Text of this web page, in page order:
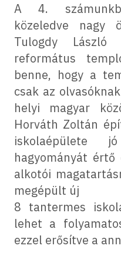
A 4.
közeledve nagy
Tulogdy László
református
benne, hogy a
csak az
helyi magyar
Horváth Zoltán
hagyományát
alkotói
megépült új
8 tantermes
lehet a
ezzel erősítve a